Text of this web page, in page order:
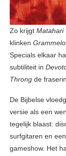
Zo krijgt Matahari
klinken
Specials elkaar
subtiliteit in
Throng de
De Bijbelse
versie als een
tegelijk blaast:
surfgitaren en
gameshow. Het